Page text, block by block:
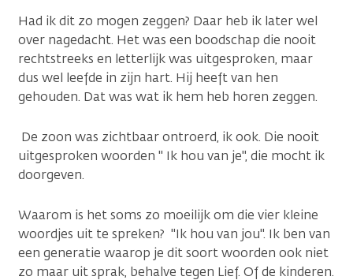
Had ik dit zo mogen zeggen? Daar heb ik later wel
over nagedacht. Het was een boodschap die nooit
rechtstreeks en letterlijk was uitgesproken, maar
dus wel leefde in zijn hart. Hij heeft van hen
gehouden. Dat was wat ik hem heb horen zeggen.
De zoon was zichtbaar ontroerd, ik ook. Die nooit
uitgesproken woorden " Ik hou van je", die mocht ik
doorgeven.
Waarom is het soms zo moeilijk om die vier kleine
woordjes uit te spreken? "Ik hou van jou". Ik ben van
een generatie waarop je dit soort woorden ook niet
zo maar uit sprak, behalve tegen Lief. Of de kinderen.